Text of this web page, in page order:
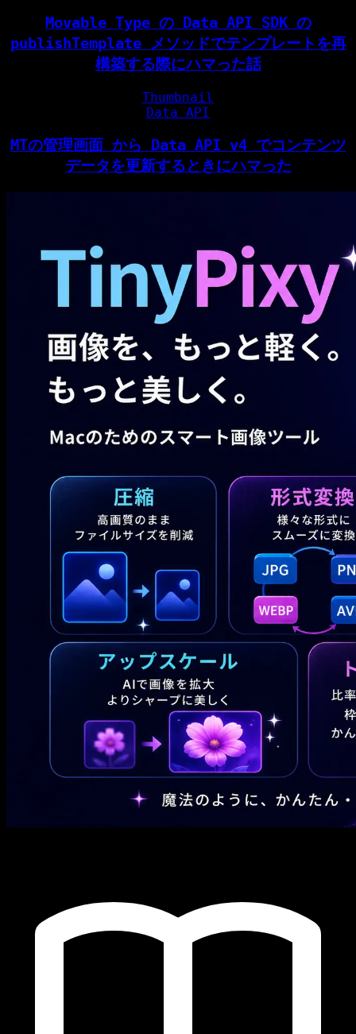
Movable Type の Data API SDK の
publishTemplate メソッドでテンプレートを再
構築する際にハマった話
Thumbnail
Data API
MTの管理画面 から Data API v4 でコンテンツ
データを更新するときにハマった